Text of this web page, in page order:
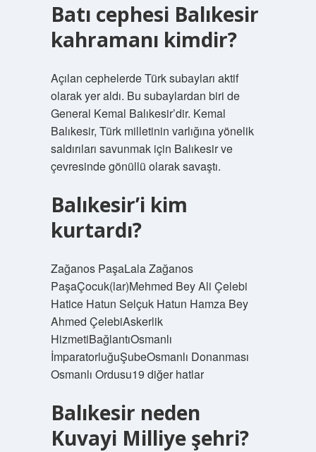
Batı cephesi Balıkesir
kahramanı kimdir?
Açılan cephelerde Türk subayları aktif
olarak yer aldı. Bu subaylardan biri de
General Kemal Balıkesir’dir. Kemal
Balıkesir, Türk milletinin varlığına yönelik
saldırıları savunmak için Balıkesir ve
çevresinde gönüllü olarak savaştı.
Balıkesir’i kim
kurtardı?
Zağanos PaşaLala Zağanos
PaşaÇocuk(lar)Mehmed Bey Ali Çelebi
Hatice Hatun Selçuk Hatun Hamza Bey
Ahmed ÇelebiAskerlik
HizmetiBağlantıOsmanlı
İmparatorluğuŞubeOsmanlı Donanması
Osmanlı Ordusu19 diğer hatlar
Balıkesir neden
Kuvayi Milliye şehri?